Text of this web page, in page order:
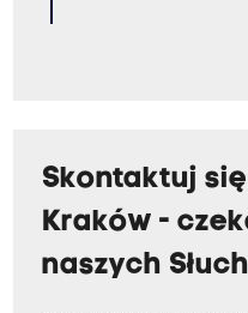
Skontaktuj
Kraków -
naszych